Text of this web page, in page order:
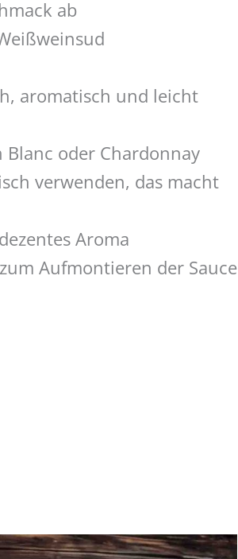
ab
aromatisch und leicht
Blanc oder Chardonnay
verwenden, das macht
Aroma
Aufmontieren der Sauce